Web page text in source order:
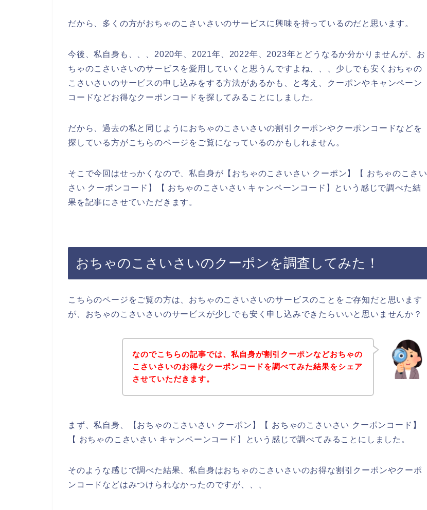
だから、多くの方がおちゃのこさいさいのサービスに興味を持っているのだと思います。
今後、私自身も、、、2020年、2021年、2022年、2023年とどうなるか分かりませんが、お
ちゃのこさいさいのサービスを愛用していくと思うんですよね、、、少しでも安くおちゃの
こさいさいのサービスの申し込みをする方法があるかも、と考え、クーポンやキャンペーン
コードなどお得なクーポンコードを探してみることにしました。
だから、過去の私と同じようにおちゃのこさいさいの割引クーポンやクーポンコードなどを
探している方がこちらのページをご覧になっているのかもしれません。
そこで今回はせっかくなので、私自身が【おちゃのこさいさい クーポン】【 おちゃのこさい
さい クーポンコード】【 おちゃのこさいさい キャンペーンコード】という感じで調べた結
果を記事にさせていただきます。
おちゃのこさいさいのクーポンを調査してみた！
こちらのページをご覧の方は、おちゃのこさいさいのサービスのことをご存知だと思います
が、おちゃのこさいさいのサービスが少しでも安く申し込みできたらいいと思いませんか？
なのでこちらの記事では、私自身が割引クーポンなどおちゃの
こさいさいのお得なクーポンコードを調べてみた結果をシェア
させていただきます。
まず、私自身、【おちゃのこさいさい クーポン】【 おちゃのこさいさい クーポンコード】
【 おちゃのこさいさい キャンペーンコード】という感じで調べてみることにしました。
そのような感じで調べた結果、私自身はおちゃのこさいさいのお得な割引クーポンやクーポ
ンコードなどはみつけられなかったのですが、、、